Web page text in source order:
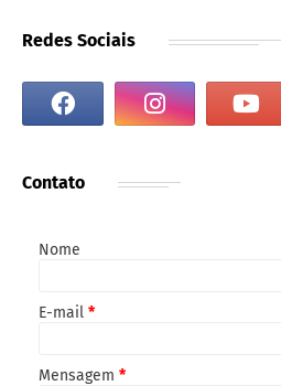
Redes Sociais
Contato
Nome
E-mail *
Mensagem *